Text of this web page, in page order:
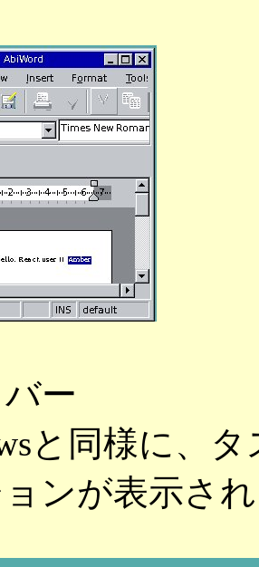
ー
と同様に、
ンが表示さ